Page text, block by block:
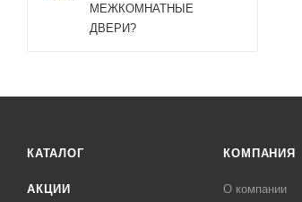
МЕЖКОМНАТНЫЕ
ДВЕРИ?
КАТАЛОГ
АКЦИИ
КОМПАНИЯ
О компании